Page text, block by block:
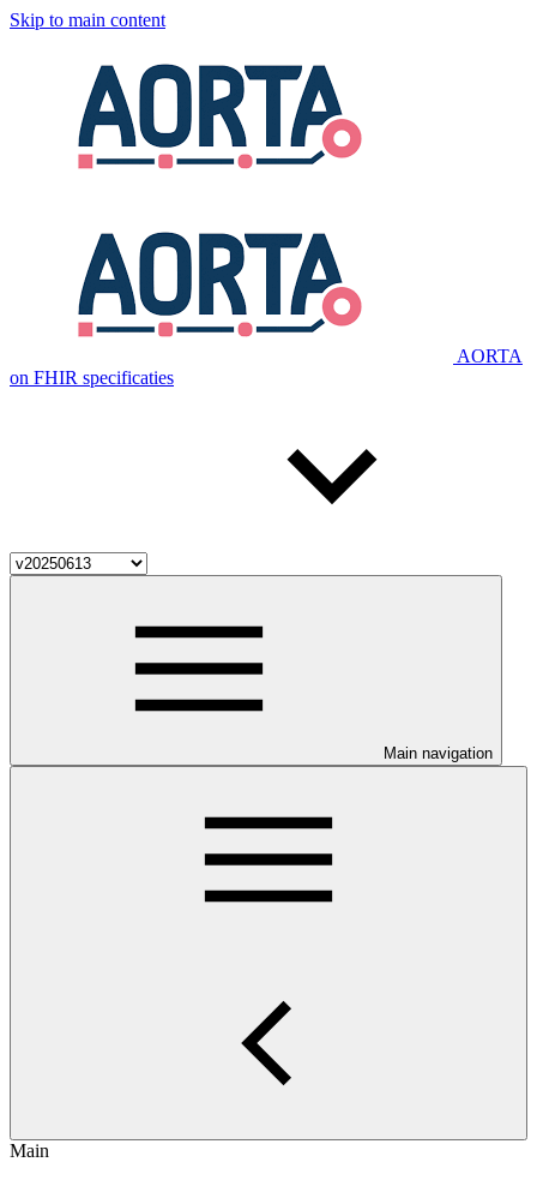
Skip to main content
AORTA
on FHIR specificaties
Main navigation
Main